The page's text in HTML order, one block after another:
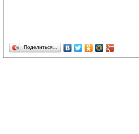
Поделиться…